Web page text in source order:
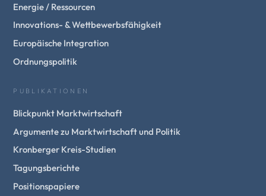
Energie / Ressourcen
Innovations- & Wettbewerbsfähigkeit
Europäische Integration
Ordnungspolitik
PUBLIKATIONEN
Blickpunkt Marktwirtschaft
Argumente zu Marktwirtschaft und Politik
Kronberger Kreis-Studien
Tagungsberichte
Positionspapiere